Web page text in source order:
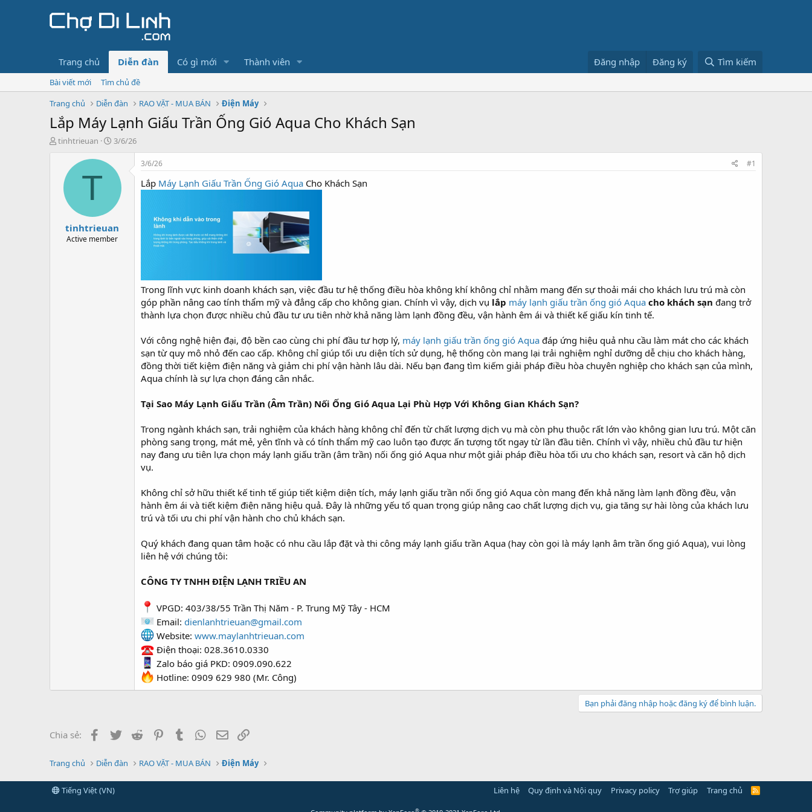
Trang chủ Diễn đàn Có gì mới Thành viên Đăng nhập Đăng ký Tìm kiếm
Bài viết mới
Tìm chủ đề
Trang chủ
Diễn đàn RAO VẶT - MUA BÁN Điện Máy
Lắp Máy Lạnh Giấu Trần Ống Gió Aqua Cho Khách Sạn
T
tinhtrieuan
N
y
i
3/6/26
T
tinhtrieuan
Active member
3/6/26 #1
Lắp Máy Lạnh Giấu Trần Ống Gió Aqua Cho Khách Sạn
Trong lĩnh vực kinh doanh khách sạn, việc đầu tư hệ thống điều hòa không khí không chỉ nhằm mang đến sự thoải mái cho khách lưu trú mà còn
góp phần nâng cao tính thẩm mỹ và đẳng cấp cho không gian. Chính vì vậy, dịch vụ lắp máy lạnh giấu trần ống gió Aqua cho khách sạn đang trở
thành lựa chọn được nhiều chủ đầu tư ưu tiên nhờ khả năng làm lạnh đồng đều, vận hành êm ái và thiết kế giấu kín tinh tế.
Với công nghệ hiện đại, độ bền cao cùng chi phí đầu tư hợp lý, máy lạnh giấu trần ống gió Aqua đáp ứng hiệu quả nhu cầu làm mát cho các khách
sạn từ quy mô nhỏ đến cao cấp. Không chỉ giúp tối ưu diện tích sử dụng, hệ thống còn mang lại trải nghiệm nghỉ dưỡng dễ chịu cho khách hàng,
đồng thời tiết kiệm điện năng và giảm chi phí vận hành lâu dài. Nếu bạn đang tìm kiếm giải pháp điều hòa chuyên nghiệp cho khách sạn của mình,
Aqua chính là sự lựa chọn đáng cân nhắc.
Tại Sao Máy Lạnh Giấu Trần (Âm Trần) Nối Ống Gió Aqua Lại Phù Hợp Với Không Gian Khách Sạn?
Trong ngành khách sạn, trải nghiệm của khách hàng không chỉ đến từ chất lượng dịch vụ mà còn phụ thuộc rất lớn vào không gian lưu trú. Một căn
phòng sang trọng, mát mẻ, yên tĩnh và có tính thẩm mỹ cao luôn tạo được ấn tượng tốt ngay từ lần đầu tiên. Chính vì vậy, nhiều chủ đầu tư hiện
nay đang ưu tiên lựa chọn máy lạnh giấu trần (âm trần) nối ống gió Aqua như một giải pháp điều hòa tối ưu cho khách sạn, resort và căn hộ dịch
vụ.
Không chỉ sở hữu thiết kế tinh tế giúp tiết kiệm diện tích, máy lạnh giấu trần nối ống gió Aqua còn mang đến khả năng làm lạnh đồng đều, vận
hành êm ái và tiết kiệm điện năng hiệu quả. Đây là những yếu tố quan trọng giúp nâng cao chất lượng dịch vụ, gia tăng sự hài lòng của khách lưu
trú và tối ưu chi phí vận hành cho chủ khách sạn.
Quý khách đang quan tâm hoặc có nhu cầu lắp đặt và thi công máy lạnh giấu trần Aqua (hay còn gọi là máy lạnh âm trần ống gió Aqua), vui lòng
liên hệ với chúng tôi:
CÔNG TY TNHH ĐIỆN LẠNH TRIỀU AN
VPGD: 403/38/55 Trần Thị Năm - P. Trung Mỹ Tây - HCM
Email: dienlanhtrieuan@gmail.com
Website: www.maylanhtrieuan.com
Điện thoại: 028.3610.0330
Zalo báo giá PKD: 0909.090.622
Hotline: 0909 629 980 (Mr. Công)
Bạn phải đăng nhập hoặc đăng ký để bình luận.
Chia sẻ: Facebook
Twitter Reddit PinterestTumblrWhatsApp
Email
Trang chủ Diễn đàn RAO VẶT - MUA BÁN Điện Máy
Tiếng Việt (VN) Liên hệ Quy định và Nội quy Privacy policy Trợ giúp Trang chủ
R
®